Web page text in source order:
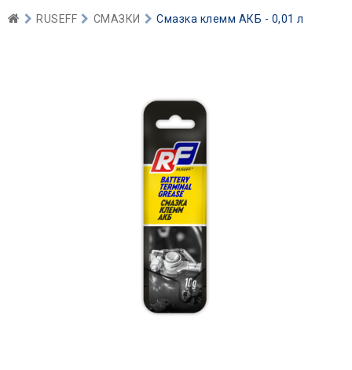
RUSEFF СМАЗКИ Смазка клемм АКБ - 0,01 л